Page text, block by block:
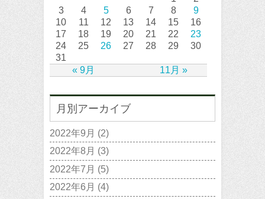
« 9月 11月 »
3
4 5 6 7 8
9
10
11 12 13 14 15
16
17
18 19 20 21 22
23
24
25 26 27 28 29
30
31
月別アーカイブ
2022年9月 (2)
2022年8月 (3)
2022年7月 (5)
2022年6月 (4)